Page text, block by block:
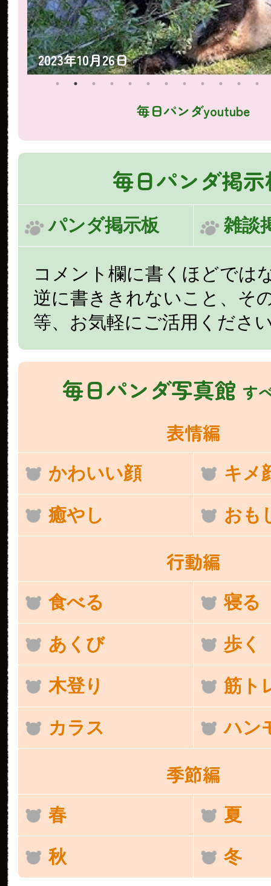
2023年10月26日
毎日パンダyoutube
毎日パンダ掲
パンダ掲示板 雑談
コメント欄に書くほどでは
逆に書ききれないこと、そ
等、お気軽にご活用くださ
毎日パンダ写真館 す
表情編
かわいい顔 キメ
癒やし おも
行動編
食べる 寝る
あくび 歩く
木登り 筋ト
カラス ハン
季節編
春 夏
秋 冬